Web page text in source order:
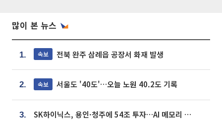
많이 본 뉴스
1. 속보 전북 완주 삼례읍 공장서 화재 발생
2. 속보 서울도 '40도'…오늘 노원 40.2도 기록
3. SK하이닉스, 용인·청주에 54조 투자…AI 메모리 생산기지 키운다